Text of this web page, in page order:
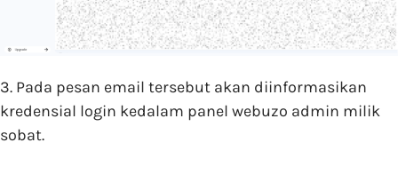
3. Pada pesan email tersebut akan diinformasikan
kredensial login kedalam panel webuzo admin milik
sobat.